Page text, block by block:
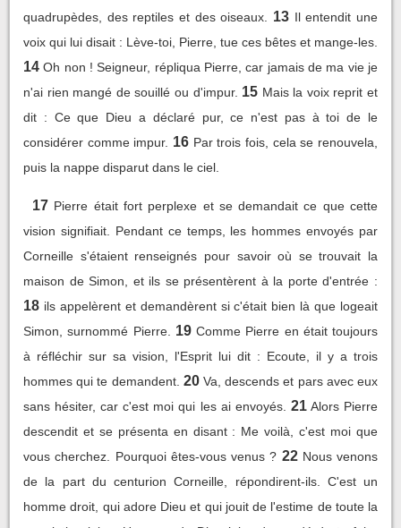
quadrupèdes, des reptiles et des oiseaux.
13 Il entendit une
voix qui lui disait : Lève-toi, Pierre, tue ces bêtes et mange-les.
14 Oh non ! Seigneur, répliqua Pierre, car jamais de ma vie je
n'ai rien mangé de souillé ou d'impur. 15 Mais la voix reprit et
dit : Ce que Dieu a déclaré pur, ce n'est pas à toi de le
considérer comme impur. 16 Par trois fois, cela se renouvela,
puis la nappe disparut dans le ciel.
17 Pierre était fort perplexe et se demandait ce que cette
vision signifiait. Pendant ce temps, les hommes envoyés par
Corneille s'étaient renseignés pour savoir où se trouvait la
maison de Simon, et ils se présentèrent à la porte d'entrée :
18 ils appelèrent et demandèrent si c'était bien là que logeait
Simon, surnommé Pierre.
19 Comme Pierre en était toujours
à réfléchir sur sa vision, l'Esprit lui dit : Ecoute, il y a trois
hommes qui te demandent. 20 Va, descends et pars avec eux
sans hésiter, car c'est moi qui les ai envoyés. 21 Alors Pierre
descendit et se présenta en disant : Me voilà, c'est moi que
vous cherchez. Pourquoi êtes-vous venus ? 22 Nous venons
de la part du centurion Corneille, répondirent-ils. C'est un
homme droit, qui adore Dieu et qui jouit de l'estime de toute la